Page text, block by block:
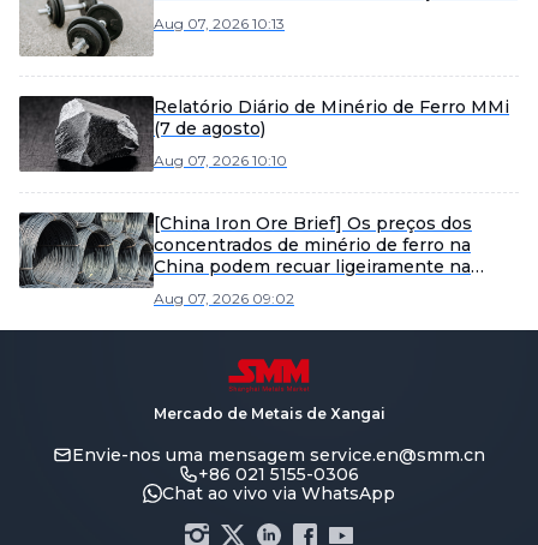
Aug 07, 2026 10:13
Relatório Diário de Minério de Ferro MMi
(7 de agosto)
Aug 07, 2026 10:10
[China Iron Ore Brief] Os preços dos
concentrados de minério de ferro na
China podem recuar ligeiramente na
Aug 07, 2026 09:02
Mercado de Metais de Xangai
Envie-nos uma mensagem service.en@smm.cn
+86 021 5155-0306
Chat ao vivo via WhatsApp